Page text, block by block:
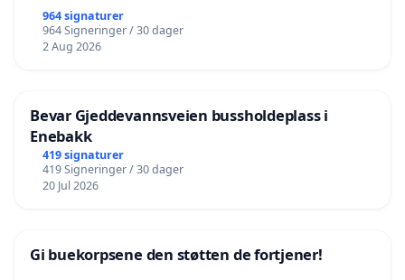
964 signaturer
964 Signeringer / 30 dager
2 Aug 2026
Bevar Gjeddevannsveien bussholdeplass i
Enebakk
419 signaturer
419 Signeringer / 30 dager
20 Jul 2026
Gi buekorpsene den støtten de fortjener!